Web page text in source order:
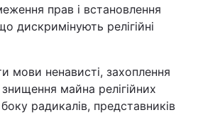
прав і встановлення
дискримінують релігійні
мови ненависті, захоплення
майна релігійних
радикалів, представників